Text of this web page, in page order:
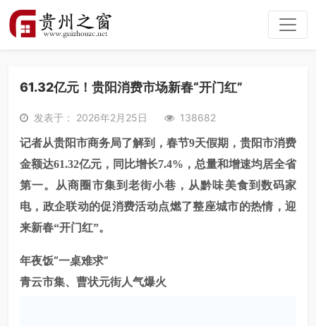
61.32亿元！贵阳消费市场新春“开门红”
发表于： 2026年2月25日 138682
记者从贵阳市商务局了解到，春节9天假期，贵阳市消费
金额达61.32亿元，同比增长7.4%，总量和增速均居全省
第一。从商圈市集到老街小巷，从黔味美食到数码家
电，政企联动的促消费活动点燃了整座城市的热情，迎
来新春“开门红”。
年夜饭“一桌难求”
青云市集、曹状元街人气爆火